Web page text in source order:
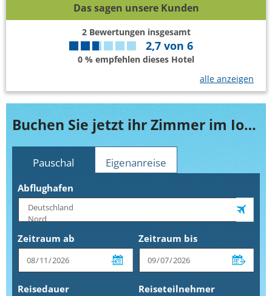
Das sagen unsere Kunden
2Bewertungen insgesamt
2,7 von 6
0 % empfehlen dieses Hotel
alle anzeigen
Buchen Sie jetzt ihr Zimmer im Ioli Village
Pauschal Eigenanreise
Abflughafen
Zeitraum ab Zeitraum bis
Reisedauer Reiseteilnehmer